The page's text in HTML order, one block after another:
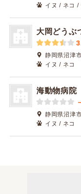
イヌ / ネコ /
大岡どうぶ
静岡県沼津
イヌ / ネコ
海動物病
－
静岡県沼津
イヌ / ネコ